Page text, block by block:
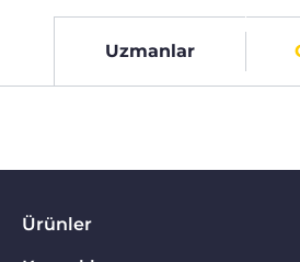
Uzmanlar
Ürünler